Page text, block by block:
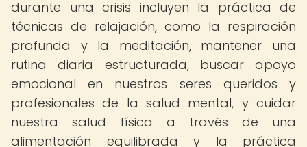
durante una crisis incluyen la práctica de
técnicas de relajación, como la respiración
profunda y la meditación, mantener una
rutina diaria estructurada, buscar apoyo
emocional en nuestros seres queridos y
profesionales de la salud mental, y cuidar
nuestra salud física a través de una
alimentación equilibrada y la práctica